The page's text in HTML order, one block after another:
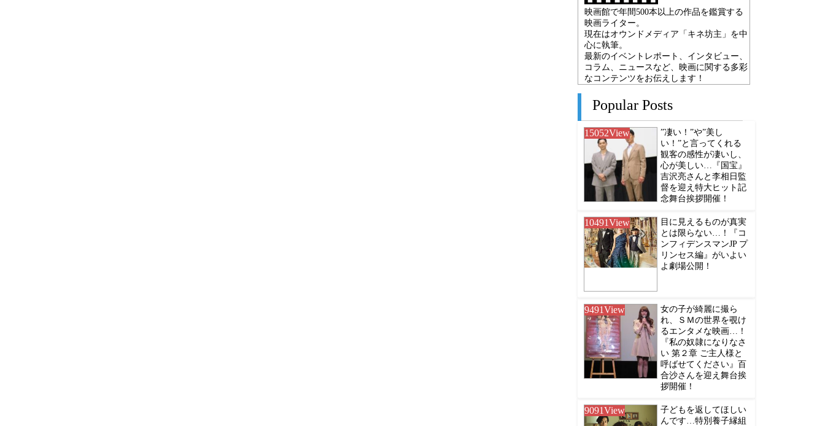
映画館で年間500本以上の作品を鑑賞する
映画ライター。
現在はオウンドメディア「キネ坊主」を中
心に執筆。
最新のイベントレポート、インタビュー、
コラム、ニュースなど、映画に関する多彩
なコンテンツをお伝えします！
Popular Posts
15052View
”凄い！”や”美し
い！”と言ってくれる
観客の感性が凄いし、
心が美しい…『国宝』
吉沢亮さんと李相日監
督を迎え特大ヒット記
念舞台挨拶開催！
10491View
目に見えるものが真実
とは限らない…！『コ
ンフィデンスマンJP プ
リンセス編』がいよい
よ劇場公開！
9491View
女の子が綺麗に撮ら
れ、ＳＭの世界を覗け
るエンタメな映画…！
『私の奴隷になりなさ
い 第２章 ご主人様と
呼ばせてください』百
合沙さんを迎え舞台挨
拶開催！
9091View
子どもを返してほしい
んです…特別養子縁組